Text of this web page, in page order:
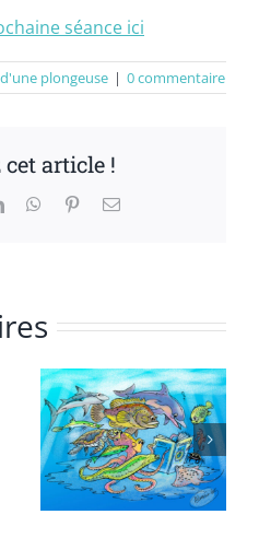
séance ici
plongeuse | 0 commentaire
cet article !
LinkedInWhatsApp
PinterestEmail